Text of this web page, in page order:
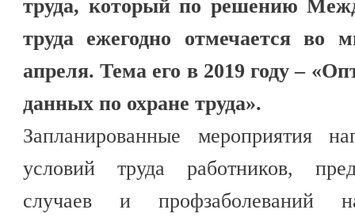
труда, который по решению
труда ежегодно отмечается во
апреля. Тема его в 2019 году –
данных по охране труда».
Запланированные мероприятия
условий труда работников,
случаев и профзаболеваний